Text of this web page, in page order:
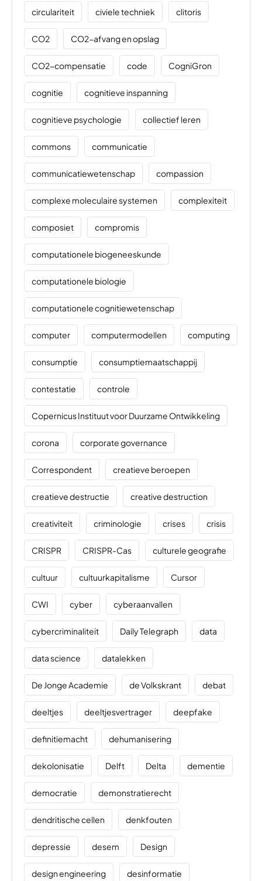
circulariteit civiele techniek clitoris
CO2 CO2-afvang en opslag
CO2-compensatie code CogniGron
cognitie cognitieve inspanning
cognitieve psychologie collectief leren
commons communicatie
communicatiewetenschap compassion
complexe moleculaire systemen complexiteit
composiet compromis
computationele biogeneeskunde
computationele biologie
computationele cognitiewetenschap
computer computermodellen computing
consumptie consumptiemaatschappij
contestatie controle
Copernicus Instituut voor Duurzame Ontwikkeling
corona corporate governance
Correspondent creatieve beroepen
creatieve destructie creative destruction
creativiteit criminologie crises crisis
CRISPR CRISPR-Cas culturele geografie
cultuur cultuurkapitalisme Cursor
CWI cyber cyberaanvallen
cybercriminaliteit Daily Telegraph data
data science datalekken
De Jonge Academie de Volkskrant debat
deeltjes deeltjesvertrager deepfake
definitiemacht dehumanisering
dekolonisatie Delft Delta dementie
democratie demonstratierecht
dendritische cellen denkfouten
depressie desem Design
design engineering desinformatie